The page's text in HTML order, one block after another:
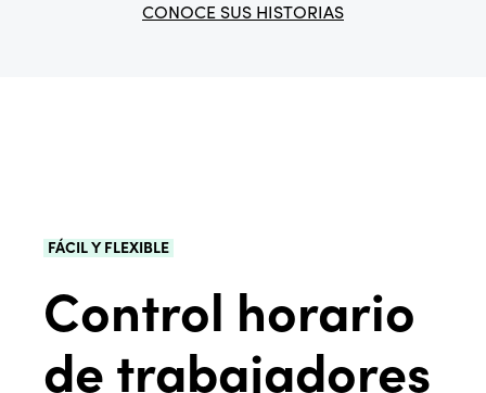
CONOCE SUS HISTORIAS
FÁCIL Y FLEXIBLE
Control horario
de trabajadores